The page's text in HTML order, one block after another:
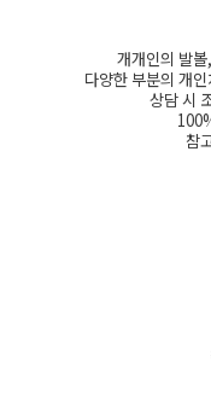
개개인의 발
다양한 부분의 개
상담 시
참